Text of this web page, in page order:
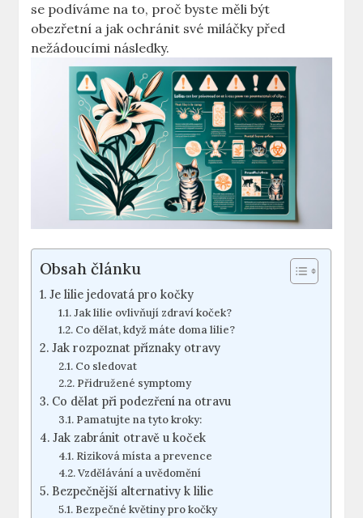
se podíváme na to, proč byste měli být
obezřetní a jak ochránit své miláčky před
nežádoucími následky.
Obsah článku
Je lilie jedovatá pro kočky
Jak lilie ovlivňují zdraví koček?
Co dělat, když máte doma lilie?
Jak rozpoznat příznaky otravy
Co sledovat
Přidružené symptomy
Co dělat při podezření na otravu
Pamatujte na tyto kroky:
Jak zabránit otravě u koček
Riziková místa a prevence
Vzdělávání a uvědomění
Bezpečnější alternativy k lilie
Bezpečné květiny pro kočky